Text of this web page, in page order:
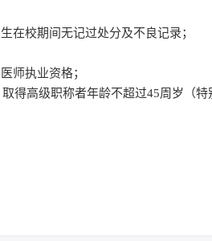
在校期间无记过处分及不良记录；
师执业资格；
得高级职称者年龄不超过45周岁（